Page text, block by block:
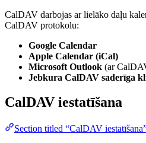
CalDAV darbojas ar lielāko daļu
CalDAV protokolu:
Google Calendar
Apple Calendar (iCal)
Microsoft Outlook (ar
Jebkura CalDAV saderīga
CalDAV iestatīšana
Section titled “CalDAV